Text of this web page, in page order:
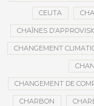
CEUTA
CHAÎNES
CHANGEMENT
CHANGEMENT DE
CHARBON